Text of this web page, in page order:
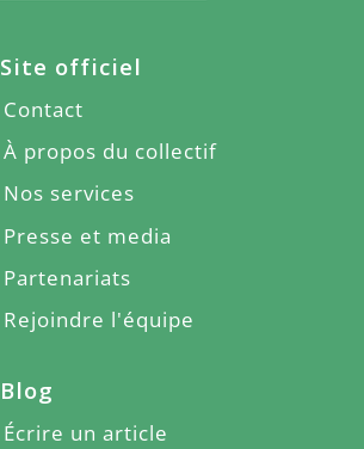
Site officiel
Contact
À propos du collectif
Nos services
Presse et media
Partenariats
Rejoindre l'équipe
Blog
Écrire un article